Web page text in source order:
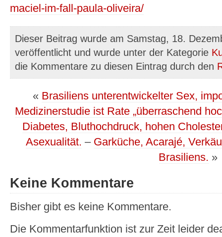
maciel-im-fall-paula-oliveira/
Dieser Beitrag wurde am Samstag, 18.
veröffentlicht und wurde unter der Kategorie
die Kommentare zu diesen Eintrag durch den
« Brasiliens unterentwickelter Sex,
Medizinerstudie ist Rate „überraschend
Diabetes, Bluthochdruck, hohen
Asexualität. – Garküche, Acarajé,
Brasiliens. »
Keine Kommentare
Bisher gibt es keine Kommentare.
Die Kommentarfunktion ist zur Zeit leider